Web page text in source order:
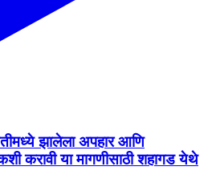
झालेला अपहार आणि
करावी या मागणीसाठी शहागड येथे